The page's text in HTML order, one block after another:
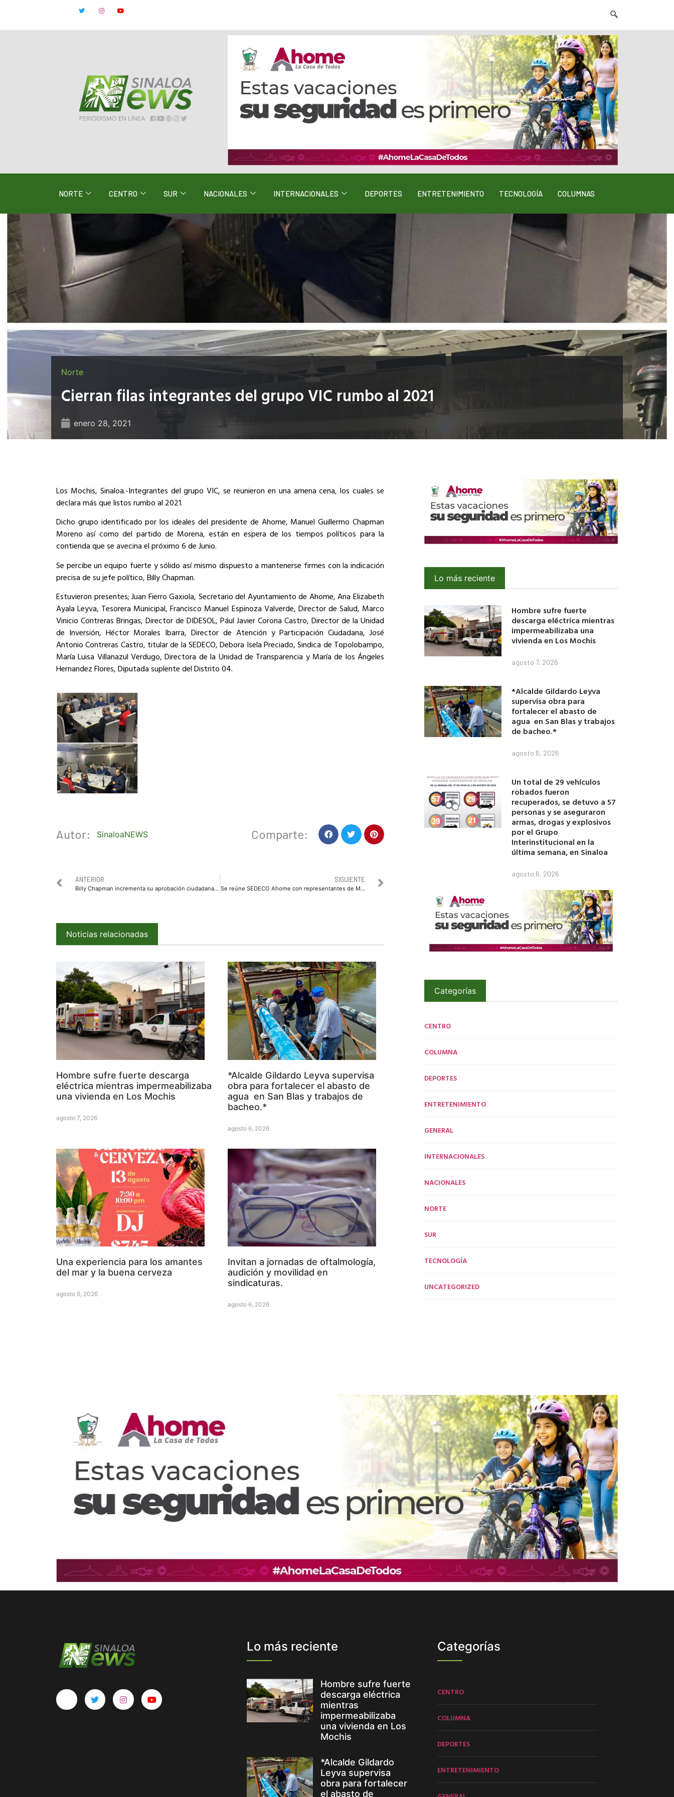
NORTE CENTRO SUR NACIONALES INTERNACIONALES DEPORTES ENTRETENIMIENTO TECNOLOGÍA COLUMNAS
Norte
Cierran filas integrantes del grupo VIC rumbo al 2021
enero 28, 2021
Los Mochis, Sinaloa.-Integrantes del grupo VIC, se reunieron en una amena cena, los cuales se
declara más que listos rumbo al 2021.
Dicho grupo identificado por los ideales del presidente de Ahome, Manuel Guillermo Chapman
Moreno así como del partido de Morena, están en espera de los tiempos políticos para la
contienda que se avecina el próximo 6 de Junio.
Se percibe un equipo fuerte y sólido así mismo dispuesto a mantenerse firmes con la indicación
precisa de su jefe político, Billy Chapman.
Estuvieron presentes; Juan Fierro Gaxiola, Secretario del Ayuntamiento de Ahome, Ana Elizabeth
Ayala Leyva, Tesorera Municipal, Francisco Manuel Espinoza Valverde, Director de Salud, Marco
Vinicio Contreras Bringas, Director de DIDESOL, Pául Javier Corona Castro, Director de la Unidad
de Inversión, Héctor Morales Ibarra, Director de Atención y Participación Ciudadana, José
Antonio Contreras Castro, titular de la SEDECO, Debora Isela Preciado, Sindica de Topolobampo,
María Luisa Villanazul Verdugo, Directora de la Unidad de Transparencia y María de los Ángeles
Hernandez Flores, Diputada suplente del Distrito 04.
Autor: SinaloaNEWS Comparte:
ANTERIOR
Billy Chapman incrementa su aprobación ciudadana tiene un 57.4 por ciento y se coloca en el lugar 26: Mitofsky
SIGUIENTE
Se reúne SEDECO Ahome con representantes de Mitsubishi interesados en millonaria inversión en la localidad
Noticias relacionadas
Hombre sufre fuerte descarga
eléctrica mientras impermeabilizaba
una vivienda en Los Mochis
agosto 7, 2026
*Alcalde Gildardo Leyva supervisa
obra para fortalecer el abasto de
agua en San Blas y trabajos de
bacheo.*
agosto 6, 2026
Una experiencia para los amantes
del mar y la buena cerveza
agosto 6, 2026
Invitan a jornadas de oftalmología,
audición y movilidad en
sindicaturas.
agosto 6, 2026
Lo más reciente
Hombre sufre fuerte
descarga eléctrica mientras
impermeabilizaba una
vivienda en Los Mochis
agosto 7, 2026
*Alcalde Gildardo Leyva
supervisa obra para
fortalecer el abasto de
agua en San Blas y trabajos
de bacheo.*
agosto 6, 2026
Un total de 29 vehículos
robados fueron
recuperados, se detuvo a 57
personas y se aseguraron
armas, drogas y explosivos
por el Grupo
Interinstitucional en la
última semana, en Sinaloa
agosto 6, 2026
Categorías
CENTRO
COLUMNA
DEPORTES
ENTRETENIMIENTO
GENERAL
INTERNACIONALES
NACIONALES
NORTE
SUR
TECNOLOGÍA
UNCATEGORIZED
Lo más reciente
Hombre sufre fuerte
descarga eléctrica
mientras
impermeabilizaba
una vivienda en Los
Mochis
*Alcalde Gildardo
Leyva supervisa
obra para fortalecer
el abasto de
Categorías
CENTRO
COLUMNA
DEPORTES
ENTRETENIMIENTO